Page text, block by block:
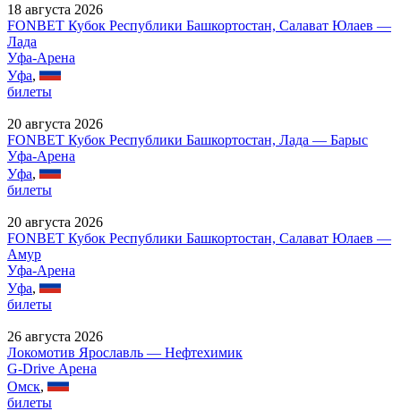
18 августа 2026
FONBET Кубок Республики Башкортостан, Салават Юлаев —
Лада
Уфа-Арена
Уфа,
билеты
20 августа 2026
FONBET Кубок Республики Башкортостан, Лада — Барыс
Уфа-Арена
Уфа,
билеты
20 августа 2026
FONBET Кубок Республики Башкортостан, Салават Юлаев —
Амур
Уфа-Арена
Уфа,
билеты
26 августа 2026
Локомотив Ярославль — Нефтехимик
G-Drive Арена
Омск,
билеты